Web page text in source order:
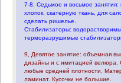
7-8, Седьмое и восьмое занятия:
хлопок, скатерную ткань, для
сделать ришелье.
Стабилизаторы:
терморазрушимые
9, Девятое занятие: объемная
дизайны и с имитацией
любые средней плотности.
ламинат. Кусочки не большие.